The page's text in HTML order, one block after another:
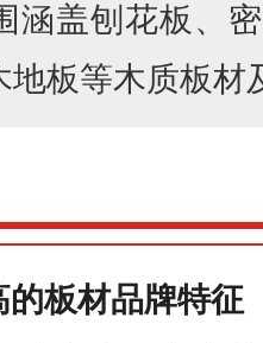
涵盖刨花板、
地板等木质板材
的板材品牌特征